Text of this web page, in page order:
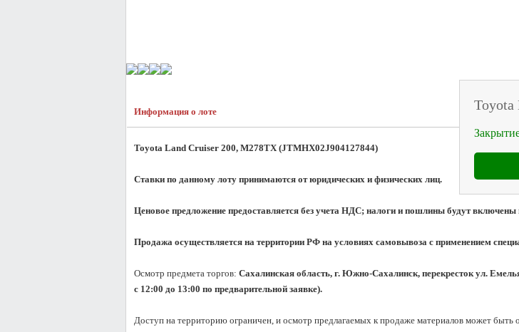
Toyota
Информация о лоте
Toyota Land Cruiser 200, M278TX (JTMHX02J904127844)
Ставки по данному лоту принимаются от юридических и физических лиц.
Ценовое предложение предоставляется без учета НДС; налоги и пошлины будут
Продажа осуществляется на территории РФ на условиях самовывоза с применением
Осмотр предмета торгов: Сахалинская область, г. Южно-Сахалинск, перекресток ул.
с 12:00 до 13:00 по предварительной заявке).
Доступ на территорию ограничен, и осмотр предлагаемых к продаже материалов может быть